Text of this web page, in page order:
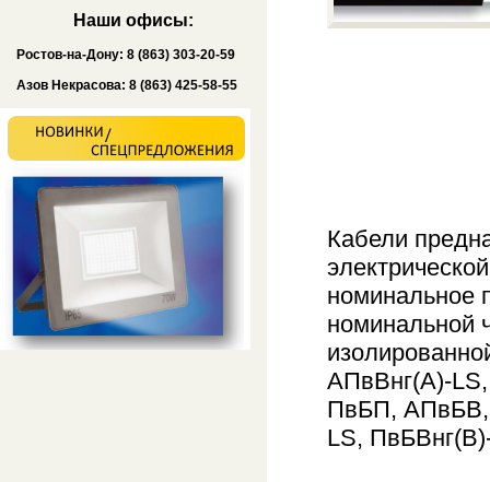
Наши офисы:
Ростов-на-Дону: 8 (863) 303-20-59
Азов Некрасова: 8 (863) 425-58-55
Кабели
номинальное
номинальной
АПвВнг(А)-
ПвБП, АПвБВ,
LS,